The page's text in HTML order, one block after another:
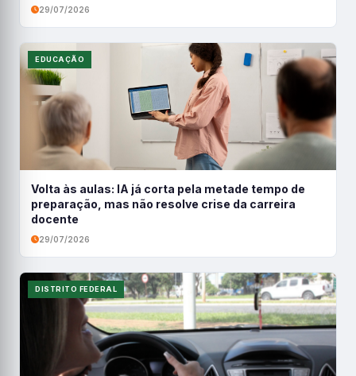
29/07/2026
EDUCAÇÃO
Volta às aulas: IA já corta pela metade tempo de
preparação, mas não resolve crise da carreira
docente
29/07/2026
DISTRITO FEDERAL